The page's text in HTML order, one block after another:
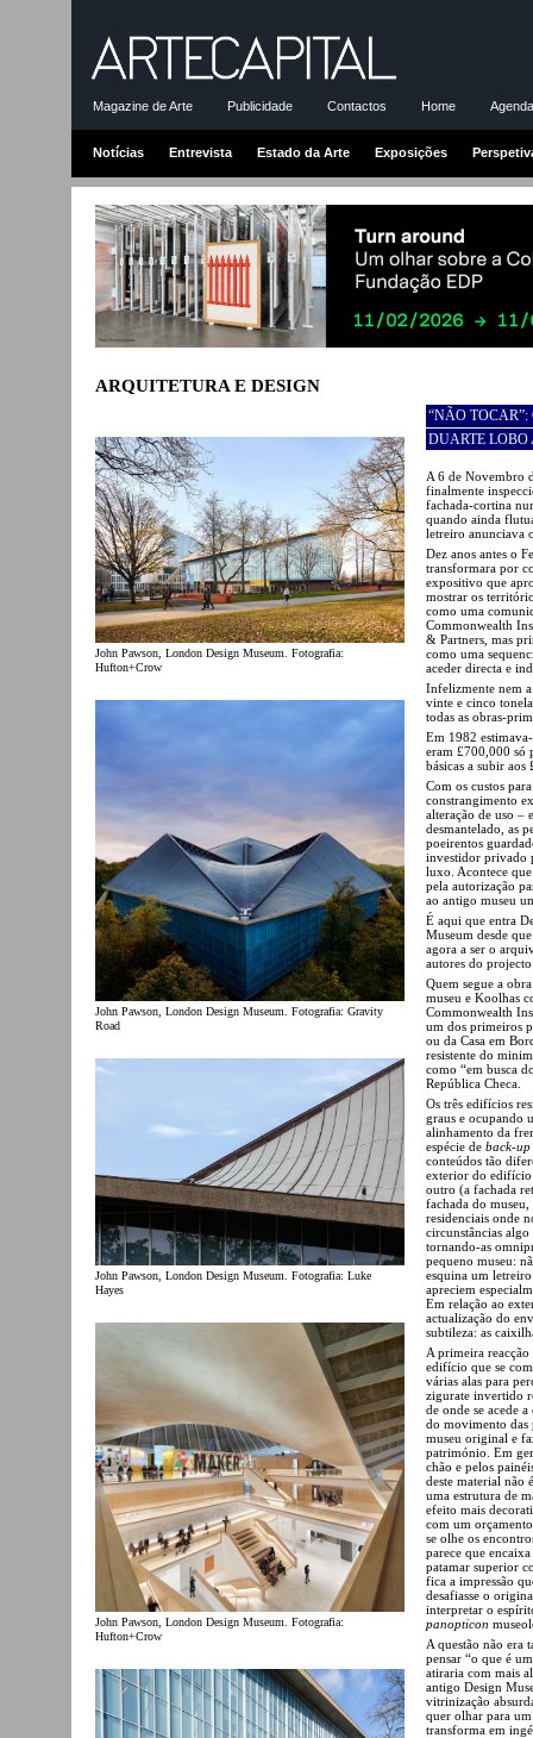
Magazine de Arte Publicidade Contactos Home
Notícias Entrevista Estado da Arte Exposições
ARQUITETURA E DESIGN
John Pawson, London Design Museum. Fotografia:
Hufton+Crow
John Pawson, London Design Museum. Fotografia: Gravity
Road
John Pawson, London Design Museum. Fotografia: Luke
Hayes
John Pawson, London Design Museum. Fotografia:
Hufton+Crow
“NÃO
DUARTE LOBO
A 6 de Novembro
finalmente
fachada-cortina
quando ainda
letreiro anunciava
Dez anos antes o
transformara por
expositivo que
mostrar os
como uma
Commonwealth
& Partners, mas
como uma
aceder directa e
Infelizmente nem
vinte e cinco
todas as obras-
Em 1982
eram £700,000 só
básicas a subir aos
Com os custos
constrangimento
alteração de uso –
desmantelado, as
poeirentos
investidor privado
luxo. Acontece
pela autorização
ao antigo museu
É aqui que entra
Museum desde
agora a ser o
autores do
Quem segue a
museu e Koolhas
Commonwealth
um dos primeiros
ou da Casa em
resistente do
como “em busca
República Checa.
Os três edifícios
graus e ocupando
alinhamento da
espécie de back-up
conteúdos tão
exterior do edifício
outro (a fachada
fachada do museu,
residenciais onde
circunstâncias
tornando-as
pequeno museu:
esquina um
apreciem
Em relação ao
actualização do
subtileza: as
A primeira
edifício que se
várias alas para
zigurate invertido
de onde se acede
do movimento das
museu original e
património. Em
chão e pelos
deste material não
uma estrutura de
efeito mais
com um
se olhe os
parece que
patamar superior
fica a impressão
desafiasse o
interpretar o
panopticon
A questão não era
pensar “o que é
atiraria com mais
antigo Design
vitrinização
quer olhar para
transforma em